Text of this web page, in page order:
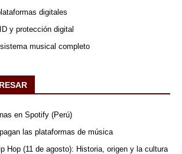
digitales
y protección digital
musical completo
en Spotify (Perú)
las plataformas de música
Hop (11 de agosto): Historia, origen y la cultura